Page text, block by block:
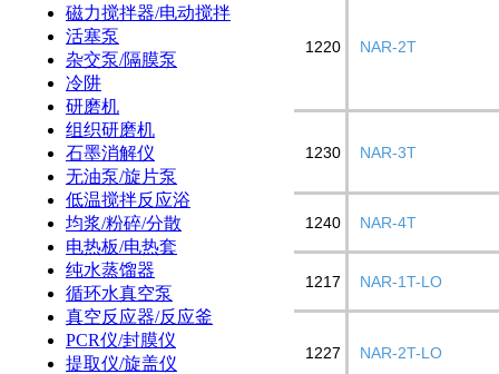
磁力搅拌器/电动搅拌
活塞泵
杂交泵/隔膜泵
冷阱
研磨机
组织研磨机
石墨消解仪
无油泵/旋片泵
低温搅拌反应浴
均浆/粉碎/分散
电热板/电热套
纯水蒸馏器
循环水真空泵
真空反应器/反应釜
PCR仪/封膜仪
提取仪/旋盖仪
1220 NAR-2T
1230 NAR-3T
1240 NAR-4T
1217 NAR-1T-LO
1227 NAR-2T-LO